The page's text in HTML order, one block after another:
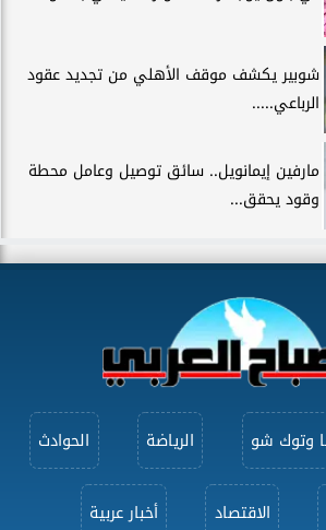
شوبير يكشف موقف الأهلي من تجديد عقود
الرباعي.....
مارفين إيمانويل.. سائق توصيل وعامل محطة
وقود يحقق...
وتوك شو الرياضة الحوادث
الاقتصاد أخبار عربية